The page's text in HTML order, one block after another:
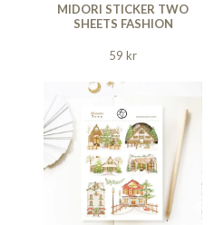
MIDORI STICKER TWO
SHEETS FASHION
59 kr